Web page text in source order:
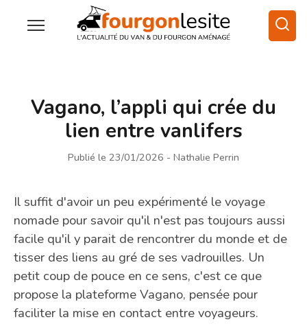
Vagano, l’appli qui crée du
lien entre vanlifers
Publié le 23/01/2026 - Nathalie Perrin
Il suffit d'avoir un peu expérimenté le voyage
nomade pour savoir qu'il n'est pas toujours aussi
facile qu'il y parait de rencontrer du monde et de
tisser des liens au gré de ses vadrouilles. Un
petit coup de pouce en ce sens, c'est ce que
propose la plateforme Vagano, pensée pour
faciliter la mise en contact entre voyageurs.